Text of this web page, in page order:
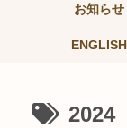
お知らせ
ENGLISH
2024